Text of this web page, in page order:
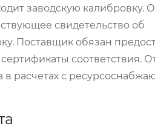
заводскую калибровку.
свидетельство об
Поставщик обязан
соответствия.
в расчетах с